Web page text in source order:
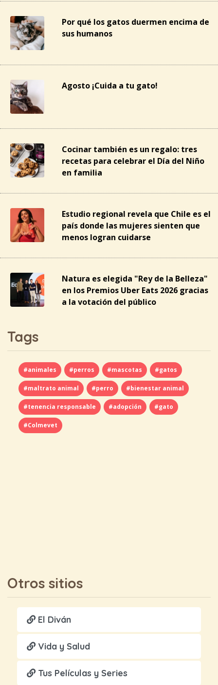
Por qué los gatos duermen encima de
sus humanos
Agosto ¡Cuida a tu gato!
Cocinar también es un regalo: tres
recetas para celebrar el Día del Niño
en familia
Estudio regional revela que Chile es el
país donde las mujeres sienten que
menos logran cuidarse
Natura es elegida "Rey de la Belleza"
en los Premios Uber Eats 2026 gracias
a la votación del público
Tags
#animales #perros #mascotas #gatos
#maltrato animal #perro #bienestar animal
#tenencia responsable #adopción #gato
#Colmevet
Otros sitios
El Diván
Vida y Salud
Tus Películas y Series